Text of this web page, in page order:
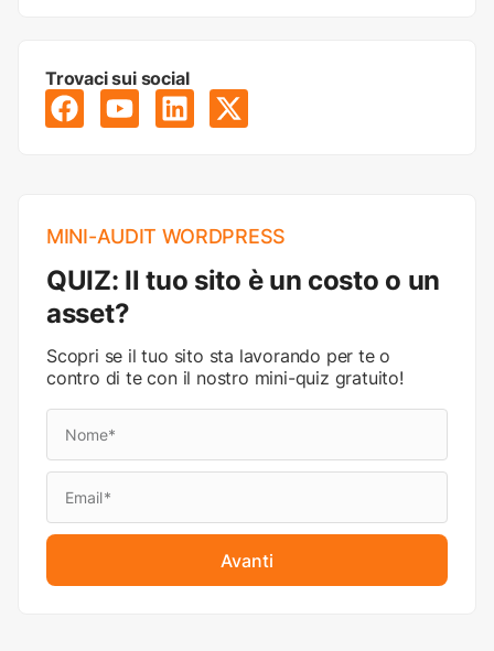
Trovaci sui social
MINI-AUDIT WORDPRESS
QUIZ: Il tuo sito è un costo o un
asset?
Scopri se il tuo sito sta lavorando per te o
contro di te con il nostro mini-quiz gratuito!
Avanti